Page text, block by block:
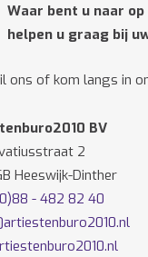
Waar bent u naar op
helpen u graag bij
ons of kom langs in
BV
2
Heeswijk-Dinther
- 482 82 40